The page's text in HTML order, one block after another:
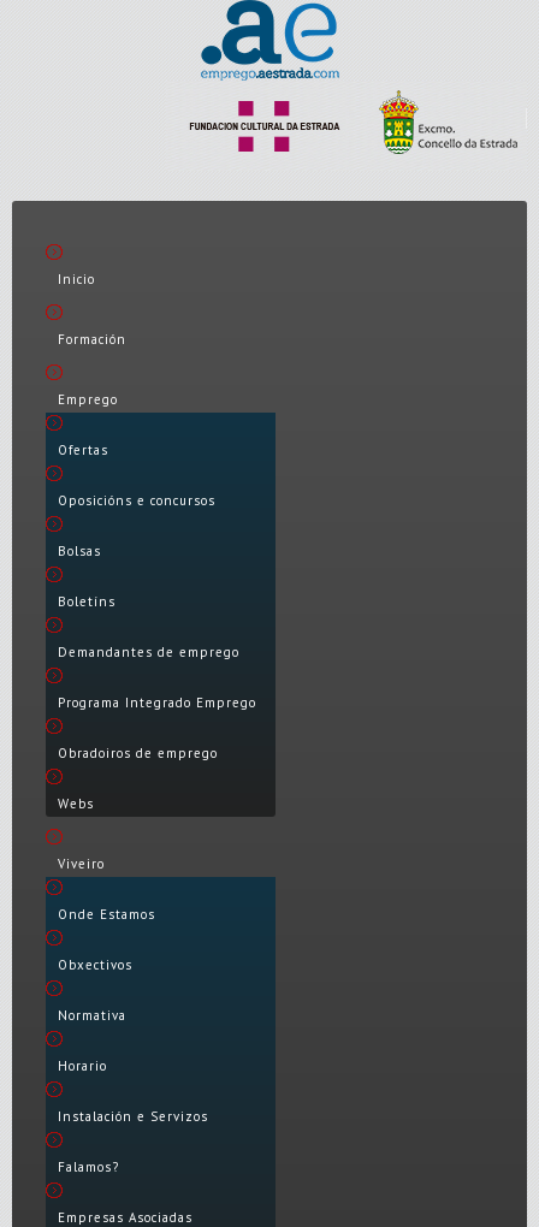
Inicio
Formación
Emprego
Ofertas
Oposicións e concursos
Bolsas
Boletíns
Demandantes de emprego
Programa Integrado Emprego
Obradoiros de emprego
Webs
Viveiro
Onde Estamos
Obxectivos
Normativa
Horario
Instalación e Servizos
Falamos?
Empresas Asociadas